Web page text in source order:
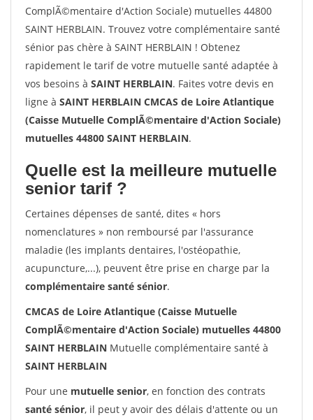
ComplÃ©mentaire d'Action Sociale) mutuelles 44800
SAINT HERBLAIN. Trouvez votre complémentaire santé
sénior pas chère à SAINT HERBLAIN ! Obtenez
rapidement le tarif de votre mutuelle santé adaptée à
vos besoins à SAINT HERBLAIN. Faites votre devis en
ligne à SAINT HERBLAIN CMCAS de Loire Atlantique
(Caisse Mutuelle ComplÃ©mentaire d'Action Sociale)
mutuelles 44800 SAINT HERBLAIN.
Quelle est la meilleure mutuelle
senior tarif ?
Certaines dépenses de santé, dites « hors
nomenclatures » non remboursé par l'assurance
maladie (les implants dentaires, l'ostéopathie,
acupuncture,...), peuvent être prise en charge par la
complémentaire santé sénior.
CMCAS de Loire Atlantique (Caisse Mutuelle
ComplÃ©mentaire d'Action Sociale) mutuelles 44800
SAINT HERBLAIN Mutuelle complémentaire santé à
SAINT HERBLAIN
Pour une mutuelle senior, en fonction des contrats
santé sénior, il peut y avoir des délais d'attente ou un